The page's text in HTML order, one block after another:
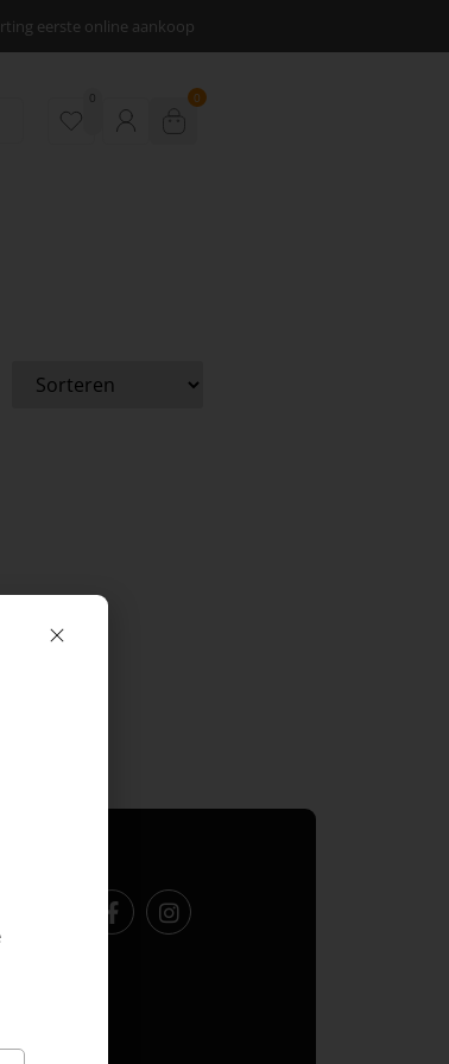
eerste online aankoop
0 0